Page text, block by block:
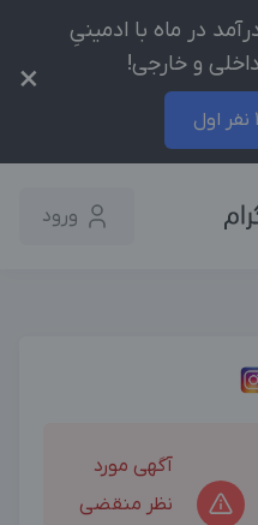
+25 میلیون درآمد در ماه با ادمینیِ
و خارجی!
×
ورود
آگهی مورد
نظر منقضی